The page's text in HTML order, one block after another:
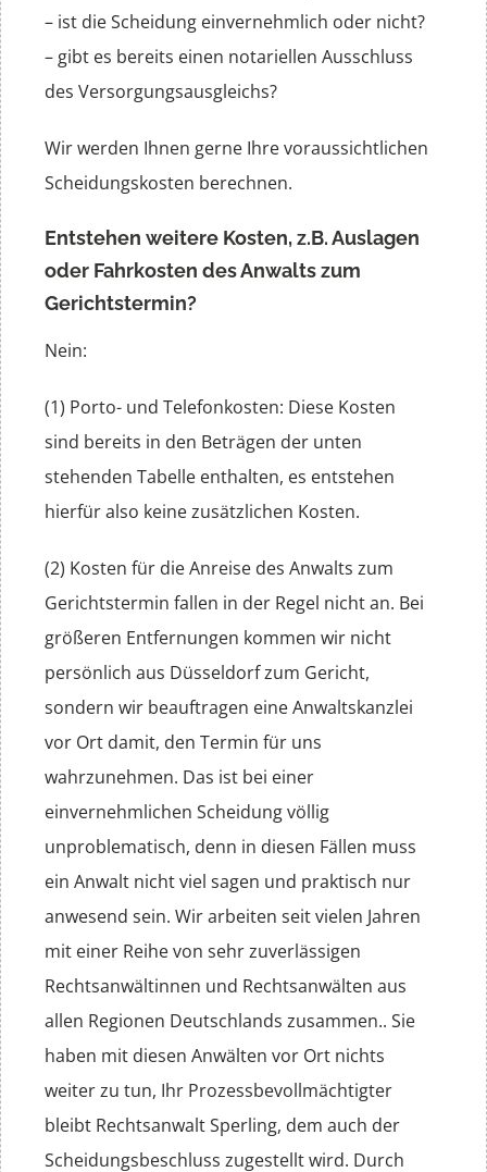
– ist die Scheidung einvernehmlich oder nicht?
– gibt es bereits einen notariellen Ausschluss
des Versorgungsausgleichs?
Wir werden Ihnen gerne Ihre voraussichtlichen
Scheidungskosten berechnen.
Entstehen weitere Kosten,z.B. Auslagen
oder Fahrkosten des Anwalts zum
Gerichtstermin?
Nein:
(1) Porto- und Telefonkosten: Diese Kosten
sind bereits in den Beträgen der unten
stehenden Tabelle enthalten, es entstehen
hierfür also keine zusätzlichen Kosten.
(2) Kosten für die Anreise des Anwalts zum
Gerichtstermin fallen in der Regel nicht an. Bei
größeren Entfernungen kommen wir nicht
persönlich aus Düsseldorf zum Gericht,
sondern wir beauftragen eine Anwaltskanzlei
vor Ort damit, den Termin für uns
wahrzunehmen. Das ist bei einer
einvernehmlichen Scheidung völlig
unproblematisch, denn in diesen Fällen muss
ein Anwalt nicht viel sagen und praktisch nur
anwesend sein. Wir arbeiten seit vielen Jahren
mit einer Reihe von sehr zuverlässigen
Rechtsanwältinnen und Rechtsanwälten aus
allen Regionen Deutschlands zusammen.. Sie
haben mit diesen Anwälten vor Ort nichts
weiter zu tun, Ihr Prozessbevollmächtigter
bleibt Rechtsanwalt Sperling, dem auch der
Scheidungsbeschluss zugestellt wird. Durch